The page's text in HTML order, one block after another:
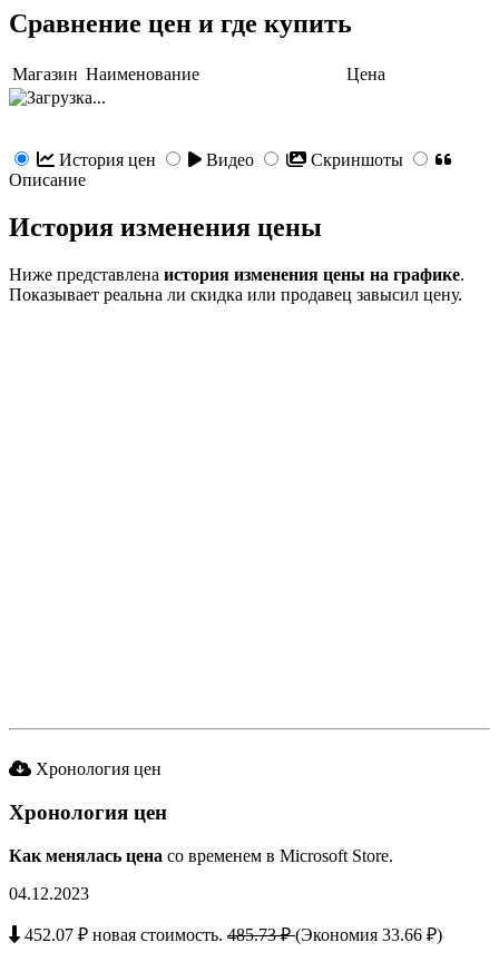
Сравнение цен и где купить
Магазин Наименование Цена
История цен Видео
Скриншоты
Описание
История изменения цены
Ниже представлена история изменения цены на графике.
Показывает реальна ли скидка или продавец завысил цену.
Хронология цен
Хронология цен
Как менялась цена со временем в Microsoft Store.
04.12.2023
452.07 ₽ новая стоимость. 485.73 ₽(Экономия 33.66 ₽)